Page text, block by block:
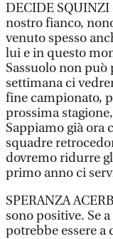
DECIDE SQUINZI
nostro fianco,
venuto spesso
lui e in questo
Sassuolo non può
settimana ci
fine campionato,
prossima
Sappiamo già ora
squadre
dovremo ridurre
primo anno ci
SPERANZA
sono positive. Se
potrebbe essere